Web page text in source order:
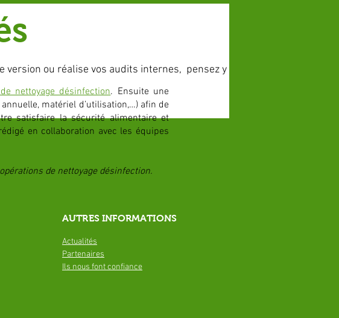
version ou réalise vos audits internes, pensez y
nettoyage désinfection. Ensuite une
matériel d’utilisation,…) afin de
satisfaire la sécurité alimentaire et
en collaboration avec les équipes
de nettoyage désinfection.
AUTRES INFORMATIONS
Actualités
Partenaires
Ils nous font confiance